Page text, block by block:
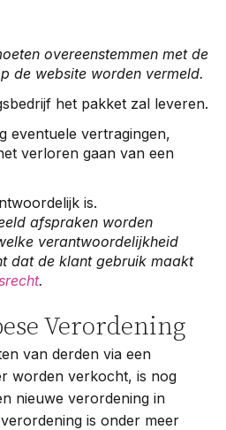
overeenstemmen met de
de website worden vermeld.
het pakket zal leveren.
eventuele vertragingen,
verloren gaan van een
is.
afspraken worden
verantwoordelijkheid
dat de klant gebruik maakt
.
Verordening
van derden via een
worden verkocht, is nog
nieuwe verordening in
is onder meer